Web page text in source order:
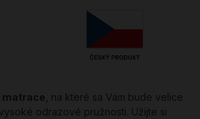
matrace , na které sa Vám bude velice
odrazové pružnosti. Užijte si